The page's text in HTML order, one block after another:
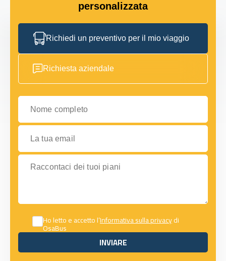
personalizzata
Richiedi un preventivo per il mio viaggio
Richiesta aziendale
Nome completo
La tua email
Raccontaci dei tuoi piani
Ho letto e accetto l’Informativa sulla privacydi
OsaBus
INVIARE
INVIARE